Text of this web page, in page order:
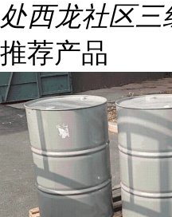
处西龙社区三
推荐产品